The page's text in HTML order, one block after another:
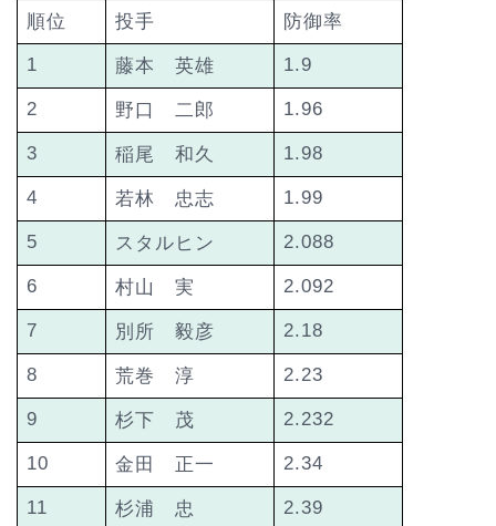
順位 投手 防御率
1 藤本 英雄 1.9
2 野口 二郎 1.96
3 稲尾 和久 1.98
4 若林 忠志 1.99
5 スタルヒン 2.088
6 村山 実 2.092
7 別所 毅彦 2.18
8 荒巻 淳 2.23
9 杉下 茂 2.232
10 金田 正一 2.34
11 杉浦 忠 2.39